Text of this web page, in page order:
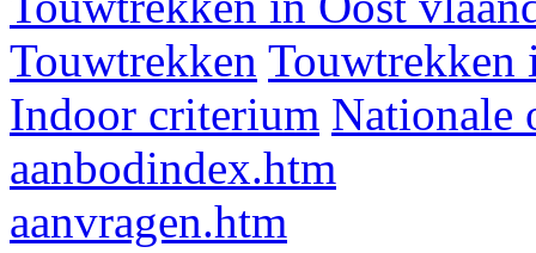
Touwtrekken Touwtrekken
Indoor criterium Nationale
aanbodindex.htm
aanvragen.htm